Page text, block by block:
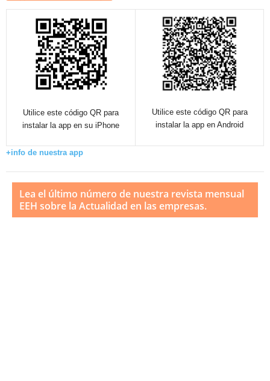
Utilice este código QR para
instalar la app en su iPhone
Utilice este código QR para
instalar la app en Android
+info de nuestra app
Lea el último número de nuestra revista mensual
EEH sobre la Actualidad en las empresas.